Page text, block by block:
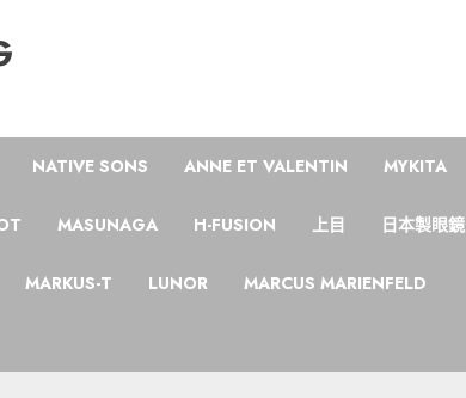
NATIVE SONS ANNE ET VALENTIN MYKITA
MASUNAGA H-FUSION 上目 日本製眼鏡
MARKUS-T LUNOR MARCUS MARIENFELD